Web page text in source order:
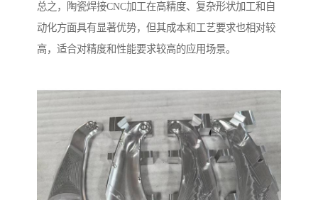
总之，陶瓷焊接CNC加工在高精度、复杂形状加工和自
动化方面具有显著优势，但其成本和工艺要求也相对较
高，适合对精度和性能要求较高的应用场景。